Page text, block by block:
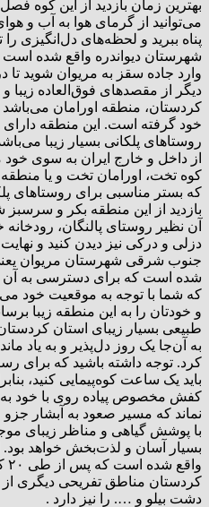
بهترین زمان بازدید از این کوه
می‌توانید از گرمای هوا به آب و
پناه ببرید و لحظه‌های دل‌انگیزی
شهرستان دیواندره واقع شده است
وارد جاده سقز به مریوان شوید تا
دیگر از مقصدهای فوق‌العاده
کردستان، منطقه اورامان
خود گرفته است. این منطقه
روستاهای پلکانی بسیار زیبا
از داخل و خارج ایران به سوی
کوه تخت، اورامان تخت و یا
که بستر مناسبی برای روستاهای
بازدید از این منطقه بکر و سرسبز
آن نظیر روستای پالنگان،
دزلی و درکی نیز دیدن کنید و
جنوب شرقی شهرستان مریوان
شده است که برای دسترسی به آن
که شما با توجه به موقعیت خود
و خودتان را به این منطقه زیبا
طبیعی بسیار زیبای استان
به آن‌جا یک روز دل‌پذیر و به یاد
باید یک ساعت کوه‌پیمایی کنید،
کفش مخصوص پیاده روی با خود به
نماند که مسیر صعود به آبشار
با پوشش گیاهی و مناظر زیبای
بسیار آسان و لذت‌بخش خواهد بود.
کردستان مناطق تفریحی دیگری
دشت بیلو و …. را نیز دارد .